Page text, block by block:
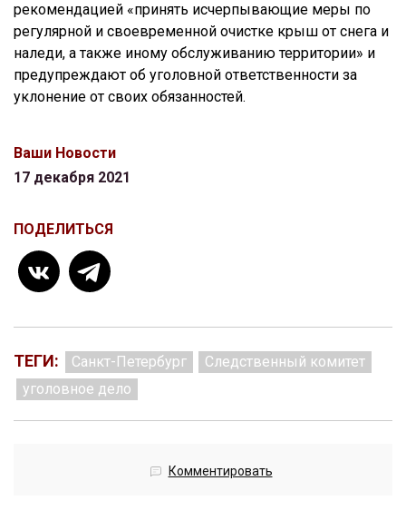
рекомендацией «принять исчерпывающие меры по
регулярной и своевременной очистке крыш от снега и
наледи, а также иному обслуживанию территории» и
предупреждают об уголовной ответственности за
уклонение от своих обязанностей.
Ваши Новости
17 декабря 2021
ПОДЕЛИТЬСЯ
ТЕГИ: Санкт-Петербург
Следственный комитет
уголовное дело
Комментировать